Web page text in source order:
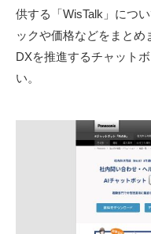
供する「WisTalk」につ
ックや価格などをまと
DXを推進するチャット
い。